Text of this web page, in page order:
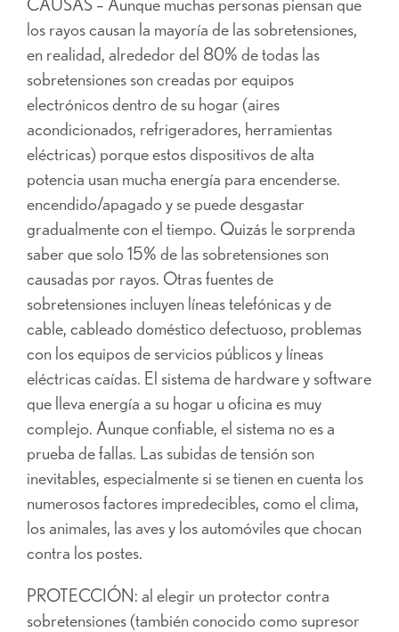
CAUSAS – Aunque muchas personas piensan que
los rayos causan la mayoría de las sobretensiones,
en realidad, alrededor del 80% de todas las
sobretensiones son creadas por equipos
electrónicos dentro de su hogar (aires
acondicionados, refrigeradores, herramientas
eléctricas) porque estos dispositivos de alta
potencia usan mucha energía para encenderse.
encendido/apagado y se puede desgastar
gradualmente con el tiempo. Quizás le sorprenda
saber que solo 15% de las sobretensiones son
causadas por rayos. Otras fuentes de
sobretensiones incluyen líneas telefónicas y de
cable, cableado doméstico defectuoso, problemas
con los equipos de servicios públicos y líneas
eléctricas caídas. El sistema de hardware y software
que lleva energía a su hogar u oficina es muy
complejo. Aunque confiable, el sistema no es a
prueba de fallas. Las subidas de tensión son
inevitables, especialmente si se tienen en cuenta los
numerosos factores impredecibles, como el clima,
los animales, las aves y los automóviles que chocan
contra los postes.
PROTECCIÓN: al elegir un protector contra
sobretensiones (también conocido como supresor